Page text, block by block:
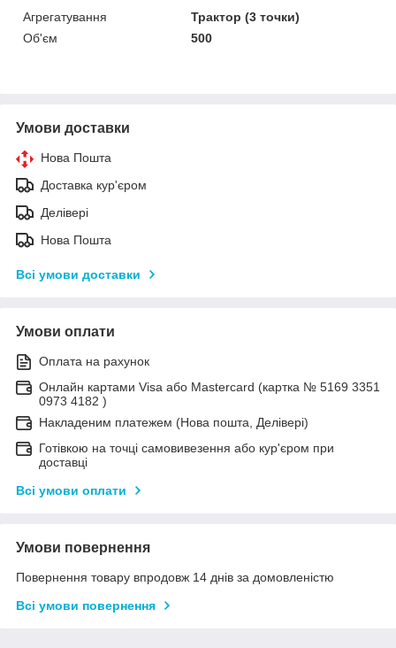
Агрегатування
Трактор (3 точки)
Об'єм
500
Умови доставки
Нова Пошта
Доставка кур'єром
Делівері
Нова Пошта
Всі умови доставки
Умови оплати
Оплата на рахунок
Онлайн картами Visa або Mastercard (картка № 5169 3351
0973 4182 )
Накладеним платежем (Нова пошта, Делівері)
Готівкою на точці самовивезення або кур'єром при
доставці
Всі умови оплати
Умови повернення
Повернення товару впродовж 14 днів за домовленістю
Всі умови повернення